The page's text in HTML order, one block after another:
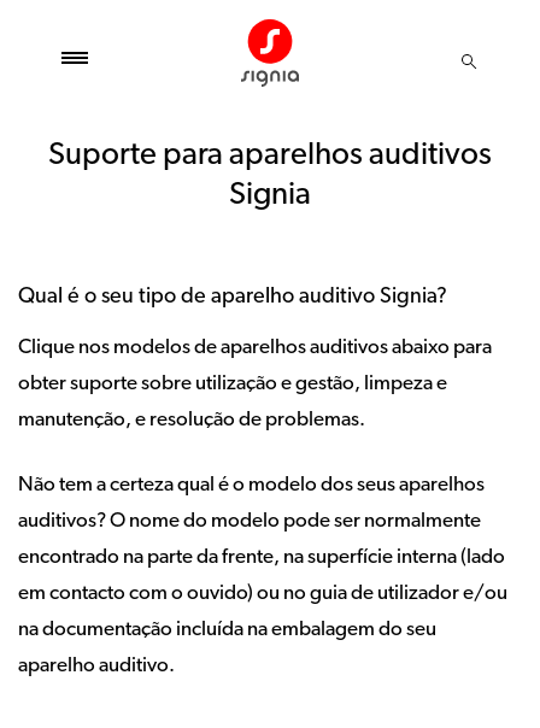
Suporte para aparelhos auditivos
Signia
Qual é o seu tipo de aparelho auditivo Signia?
Clique nos modelos de aparelhos auditivos abaixo para
obter suporte sobre utilização e gestão, limpeza e
manutenção, e resolução de problemas.
Não tem a certeza qual é o modelo dos seus aparelhos
auditivos? O nome do modelo pode ser normalmente
encontrado na parte da frente, na superfície interna (lado
em contacto com o ouvido) ou no guia de utilizador e/ou
na documentação incluída na embalagem do seu
aparelho auditivo.